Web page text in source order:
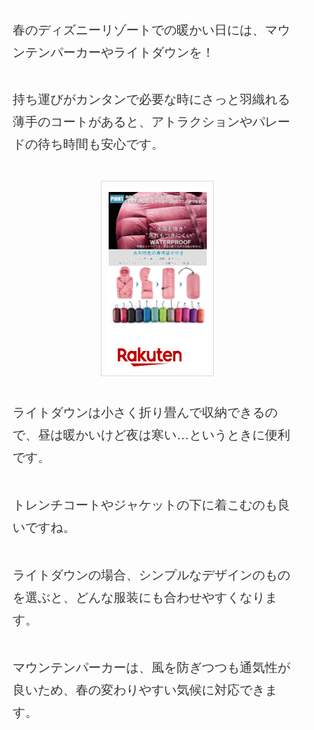
春のディズニーリゾートでの暖かい日には、マウ
ンテンパーカーやライトダウンを！
持ち運びがカンタンで必要な時にさっと羽織れる
薄手のコートがあると、アトラクションやパレー
ドの待ち時間も安心です。
ライトダウンは小さく折り畳んで収納できるの
で、昼は暖かいけど夜は寒い…というときに便利
です。
トレンチコートやジャケットの下に着こむのも良
いですね。
ライトダウンの場合、シンプルなデザインのもの
を選ぶと、どんな服装にも合わせやすくなりま
す。
マウンテンパーカーは、風を防ぎつつも通気性が
良いため、春の変わりやすい気候に対応できま
す。